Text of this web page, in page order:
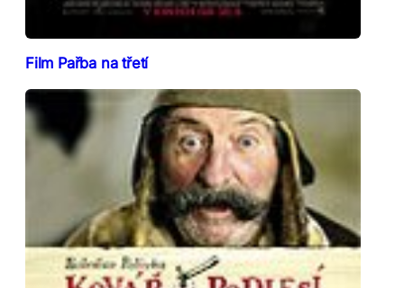
Film Pařba na třetí